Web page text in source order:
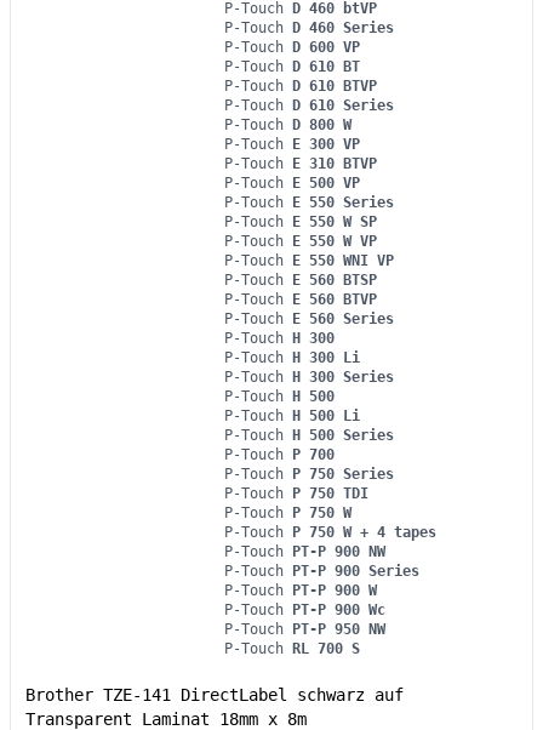
P-Touch D 460 btVP
P-Touch D 460 Series
P-Touch D 600 VP
P-Touch D 610 BT
P-Touch D 610 BTVP
P-Touch D 610 Series
P-Touch D 800 W
P-Touch E 300 VP
P-Touch E 310 BTVP
P-Touch E 500 VP
P-Touch E 550 Series
P-Touch E 550 W SP
P-Touch E 550 W VP
P-Touch E 550 WNI VP
P-Touch E 560 BTSP
P-Touch E 560 BTVP
P-Touch E 560 Series
P-Touch H 300
P-Touch H 300 Li
P-Touch H 300 Series
P-Touch H 500
P-Touch H 500 Li
P-Touch H 500 Series
P-Touch P 700
P-Touch P 750 Series
P-Touch P 750 TDI
P-Touch P 750 W
P-Touch P 750 W + 4 tapes
P-Touch PT-P 900 NW
P-Touch PT-P 900 Series
P-Touch PT-P 900 W
P-Touch PT-P 900 Wc
P-Touch PT-P 950 NW
P-Touch RL 700 S
Brother TZE-141 DirectLabel schwarz auf
Transparent Laminat 18mm x 8m